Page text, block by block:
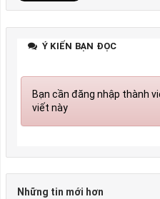
Ý KIẾN BẠN ĐỌC
Bạn cần đăng nhập thành
viết này
Những tin mới hơn